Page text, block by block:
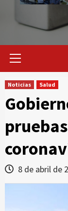
Primary
Noticias Salud
8 de abril de